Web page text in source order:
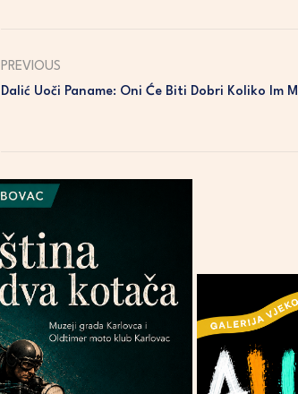
PREVIOUS
Dalić Uoči Paname: Oni Će Biti Dobri Koliko Im